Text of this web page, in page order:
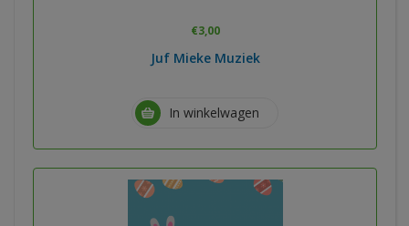
€3,00
Juf Mieke Muziek
In winkelwagen